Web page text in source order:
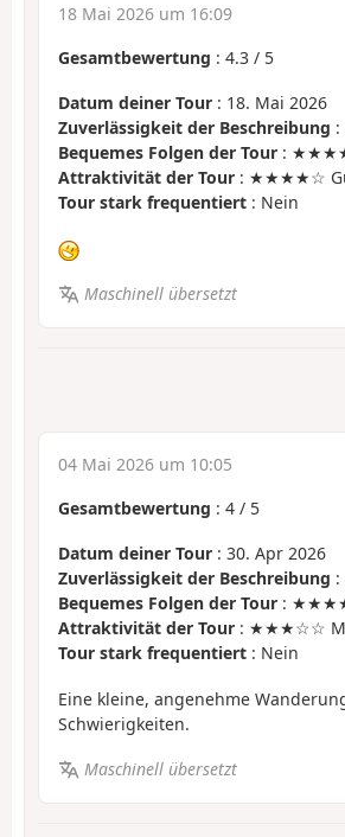
18 Mai 2026 um 16:09
Gesamtbewertung : 4.3 / 5
Datum deiner Tour : 18. Mai 2026
Zuverlässigkeit der Beschreibung
Bequemes Folgen der Tour :
Attraktivität der Tour : ★★★★☆
Tour stark frequentiert : Nein
Maschinell übersetzt
04 Mai 2026 um 10:05
Gesamtbewertung : 4 / 5
Datum deiner Tour : 30. Apr 2026
Zuverlässigkeit der Beschreibung
Bequemes Folgen der Tour :
Attraktivität der Tour : ★★★☆☆
Tour stark frequentiert : Nein
Eine kleine, angenehme
Schwierigkeiten.
Maschinell übersetzt